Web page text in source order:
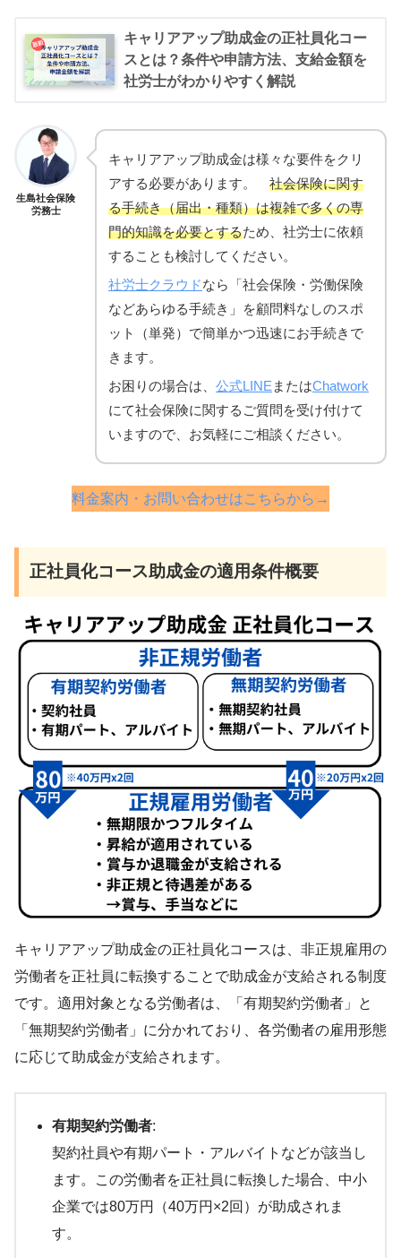
キャリアアップ助成金の正社員化コー
スとは？条件や申請方法、支給金額を
社労士がわかりやすく解説
生島社会保険
労務士
キャリアアップ助成金は様々な要件をクリ
アする必要があります。 社会保険に関す
る手続き（届出・種類）は複雑で多くの専
門的知識を必要とするため、社労士に依頼
することも検討してください。
社労士クラウドなら「社会保険・労働保険
などあらゆる手続き」を顧問料なしのスポ
ット（単発）で簡単かつ迅速にお手続きで
きます。
お困りの場合は、 公式LINE またはChatwork
にて社会保険に関するご質問を受け付けて
いますので、お気軽にご相談ください。
料金案内・お問い合わせはこちらから→
正社員化コース助成金の適用条件概要
キャリアアップ助成金の正社員化コースは、非正規雇用の
労働者を正社員に転換することで助成金が支給される制度
です。適用対象となる労働者は、「有期契約労働者」と
「無期契約労働者」に分かれており、各労働者の雇用形態
に応じて助成金が支給されます。
有期契約労働者:
契約社員や有期パート・アルバイトなどが該当し
ます。この労働者を正社員に転換した場合、中小
企業では80万円（40万円×2回）が助成されま
す。